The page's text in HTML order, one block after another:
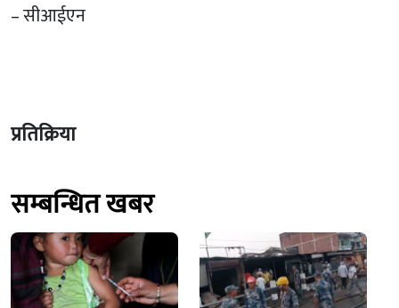
– सीआईएन
प्रतिक्रिया
सम्बन्धित खबर